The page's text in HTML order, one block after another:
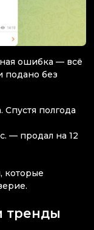
ошибка — всё
подано без
Спустя полгода
— продал на 12
которые
тренды